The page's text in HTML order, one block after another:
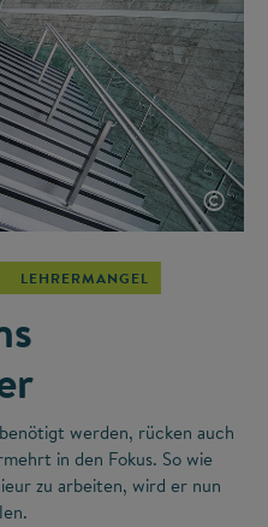
©
LEHRERMANGEL
werden, rücken auch
in den Fokus. So wie
zu arbeiten, wird er nun